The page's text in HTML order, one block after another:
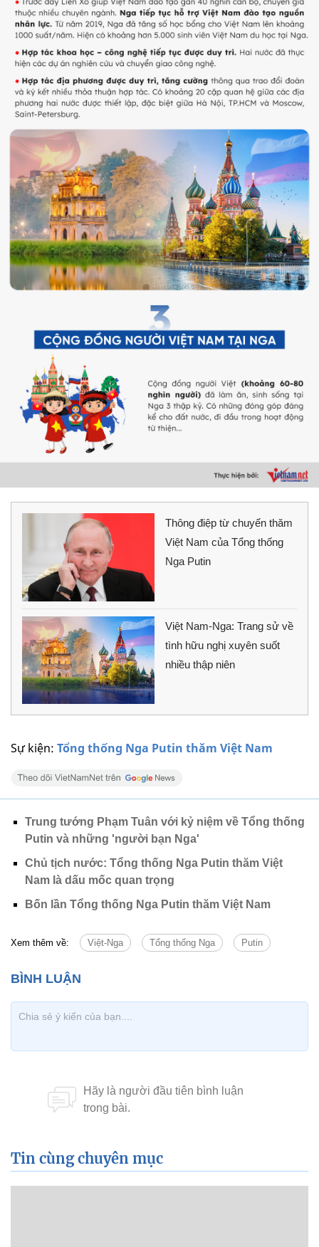
Sự kiện: Tổng thống Nga Putin thăm Việt Nam
Thông điệp từ chuyến thăm
Việt Nam của Tổng thống
Nga Putin
Việt Nam-Nga: Trang sử về
tình hữu nghị xuyên suốt
nhiều thập niên
Trung tướng Phạm Tuân với kỷ niệm về Tổng thống
Putin và những 'người bạn Nga'
Chủ tịch nước: Tổng thống Nga Putin thăm Việt
Nam là dấu mốc quan trọng
Bốn lần Tổng thống Nga Putin thăm Việt Nam
Xem thêm về: Việt-Nga Tổng thống Nga Putin
Tin cùng chuyên mục